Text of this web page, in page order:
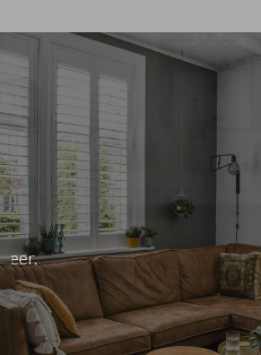
Raamdecoraties
Alle soorten raamdecoraties